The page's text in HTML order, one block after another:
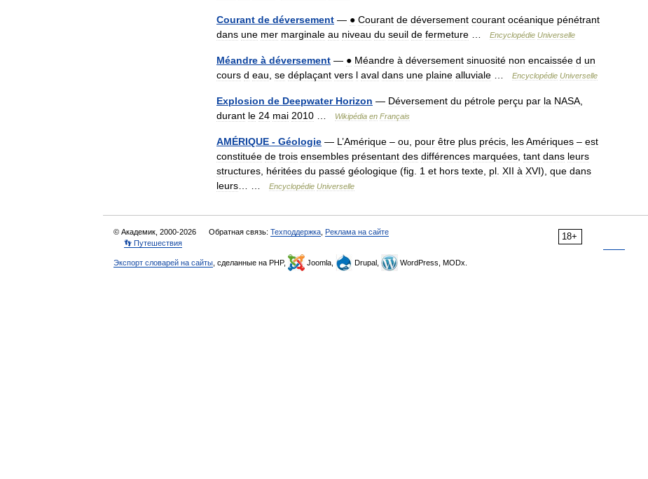
Courant de déversement — ● Courant de déversement courant océanique pénétrant
dans une mer marginale au niveau du seuil de fermeture Encyclopédie Universelle
Méandre à déversement — ● Méandre à déversement sinuosité non encaissée d un
cours d eau se déplaçant vers l aval dans une plaine alluviale Encyclopédie Universelle
Explosion de Deepwater Horizon — Déversement du pétrole perçu par la NASA
durant le 24 mai 2010 Wikipédia en Français
AMÉRIQUE - Géologie — L ’Amérique – ou pour être plus précis lesAmériques – est
constituée de trois ensembles présentant des différences marquées tant dans leurs
structures héritées du passé géologique (fig 1 et hors texte pl XII à XVI), que dans
leurs
Encyclopédie Universelle
18+
© Академик, 2000-2026 Обратная связь: Техподдержка Реклама на сайте
👣 Путешествия
Экспорт словарей на сайты , сделанные на PHP, Joomla, Drupal, WordPress, MODx.